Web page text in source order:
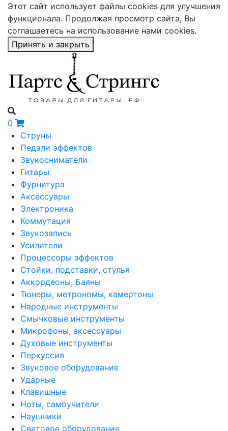
Этот сайт использует файлы cookies для улучшения
функционала. Продолжая просмотр сайта, Вы
соглашаетесь на использование нами cookies.
Принять и закрыть
0
Струны
Педали эффектов
Звукосниматели
Гитары
Фурнитура
Аксессуары
Электроника
Коммутация
Звукозапись
Усилители
Процессоры эффектов
Стойки, подставки, стулья
Аккордеоны, Баяны
Тюнеры, метрономы, камертоны
Народные инструменты
Смычковые инструменты
Микрофоны, аксессуары
Духовые инструменты
Перкуссия
Звуковое оборудование
Ударные
Клавишные
Ноты, самоучители
Наушники
Световое оборудование